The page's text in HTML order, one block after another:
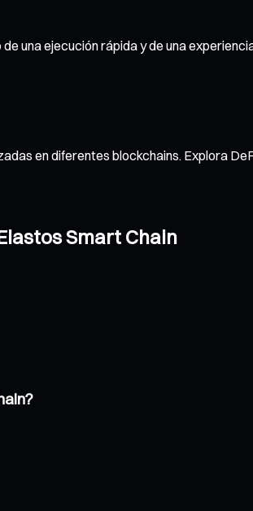
una ejecución rápida y de una
en diferentes blockchains. Explora
Smart Chain